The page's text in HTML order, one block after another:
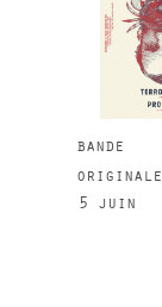
bande
originale
5 juin